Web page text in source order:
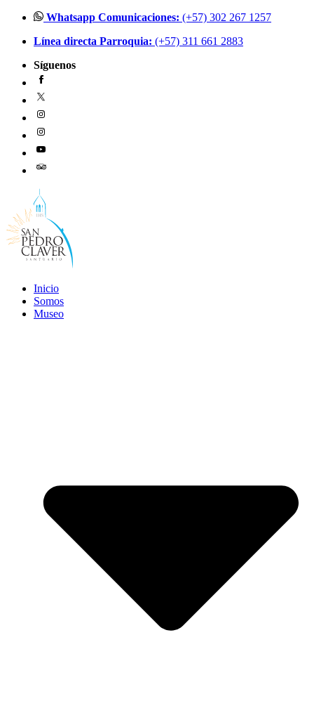
contenido
Whatsapp Comunicaciones: (+57) 302 267 1257
Línea directa Parroquia: (+57) 311 661 2883
Síguenos
Inicio
Somos
Museo